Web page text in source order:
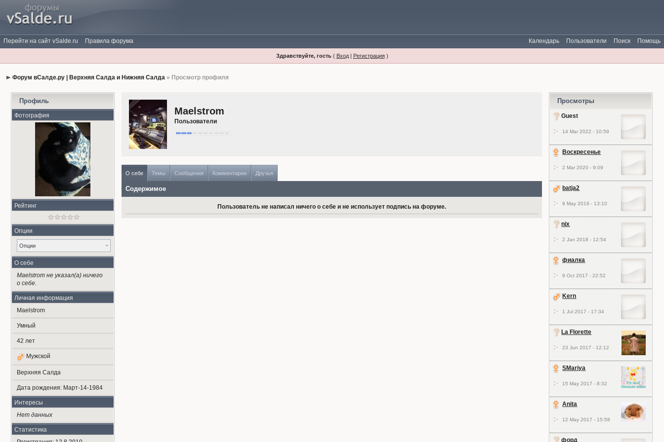
Перейти на сайт vSalde.ru Правила форума Помощь
Поиск
Пользователи
Календарь
Здравствуйте, гость( Вход| Регистрация)
Форум вСалде.ру | Верхняя Салда и Нижняя Салда » Просмотр профиля
Профиль
Фотография
Рейтинг
Опции
Опции
О себе
Maelstrom не указал(а) ничего
о себе.
Личная информация
Maelstrom
Умный
42 лет
Мужской
Верхняя Салда
Дата рождения: Март-14-1984
Интересы
Нет данных
Статистика
Maelstrom
Пользователи
О себе Темы Сообщения Комментарии Друзья
Содержимое
Пользователь не написал ничего о себе и не использует подпись на форуме.
Просмотры
Guest
14 Mar 2022 - 10:59
Воскресенье
2 Mar 2020 - 9:09
batja2
9 May 2019 - 13:10
nix
2 Jan 2018 - 12:54
фиалка
9 Oct 2017 - 22:52
Kern
1 Jul 2017 - 17:34
La Florette
23 Jun 2017 - 12:12
SMariya
15 May 2017 - 8:32
Anita
12 May 2017 - 15:58
форд